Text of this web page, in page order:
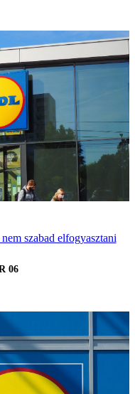
szabad elfogyasztani
06